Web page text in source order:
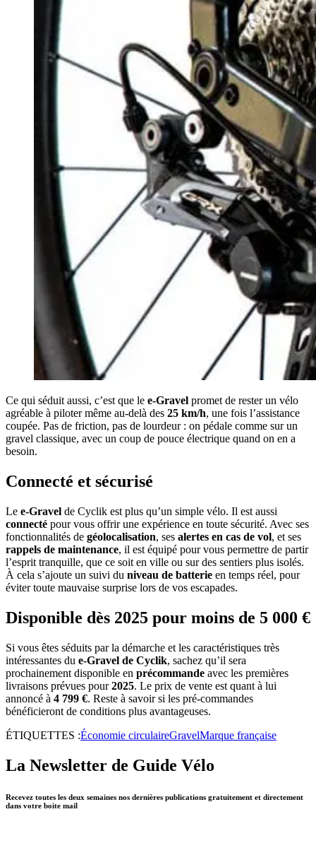
Ce qui séduit aussi, c’est que le e-Gravel promet de rester un vélo
agréable à piloter même au-delà des 25 km/h, une fois l’assistance
coupée. Pas de friction, pas de lourdeur : on pédale comme sur un
gravel classique, avec un coup de pouce électrique quand on en a
besoin.
Connecté et sécurisé
Le e-Gravel de Cyclik est plus qu’un simple vélo. Il est aussi
connecté pour vous offrir une expérience en toute sécurité. Avec ses
fonctionnalités de géolocalisation, ses alertes en cas de vol, et ses
rappels de maintenance, il est équipé pour vous permettre de partir
l’esprit tranquille, que ce soit en ville ou sur des sentiers plus isolés.
À cela s’ajoute un suivi du niveau de batterie en temps réel, pour
éviter toute mauvaise surprise lors de vos escapades.
Disponible dès 2025 pour moins de 5 000 €
Si vous êtes séduits par la démarche et les caractéristiques très
intéressantes du e-Gravel de Cyclik, sachez qu’il sera
prochainement disponible en précommande avec les premières
livraisons prévues pour2025. Le prix de vente est quant à lui
annoncé à 4 799 €. Reste à savoir si les pré-commandes
bénéficieront de conditions plus avantageuses.
ÉTIQUETTES :Économie circulaireGravelMarque française
La Newsletter de Guide Vélo
Recevez toutes les deux semaines nos dernières publications gratuitement et directement
dans votre boite mail